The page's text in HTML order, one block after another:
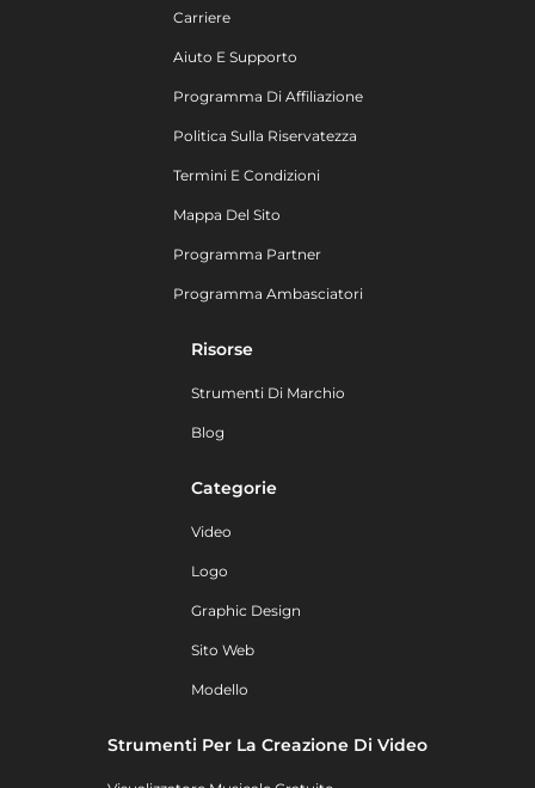
Carriere
Aiuto E Supporto
Programma Di Affiliazione
Politica Sulla Riservatezza
Termini E Condizioni
Mappa Del Sito
Programma Partner
Programma Ambasciatori
Risorse
Strumenti Di Marchio
Blog
Categorie
Video
Logo
Graphic Design
Sito Web
Modello
Strumenti Per La Creazione Di Video